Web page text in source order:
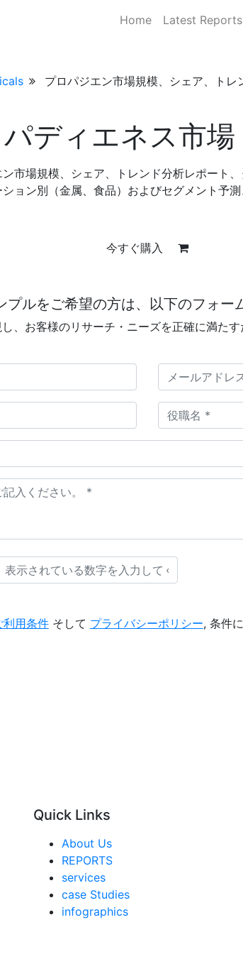
Home Latest Reports
プロパジエン市場規模、シェア、トレ
ディエネス市場
市場規模、シェア、トレンド分析レポート
ション別（金属、食品）およびセグメント予
今すぐ購入
ルをご希望の方は、以下のフォー
、お客様のリサーチ・ニーズを正確に満た
利用条件そして プライバシーポリシー, 条件
Quick Links
About Us
REPORTS
services
case Studies
infographics